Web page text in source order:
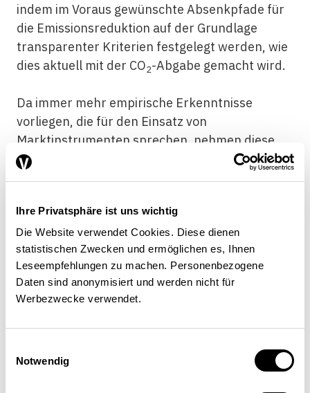
Ihre Privatsphäre ist uns wichtig
Die Website verwendet Cookies. Diese dienen
statistischen Zwecken und ermöglichen es, Ihnen
Leseempfehlungen zu machen. Personenbezogene
Daten sind anonymisiert und werden nicht für
Werbezwecke verwendet.
Notwendig
indem im Voraus gewünschte Absenkpfade für
die Emissionsreduktion auf der Grundlage
transparenter Kriterien festgelegt werden, wie
dies aktuell mit der CO2-Abgabe gemacht wird.
Da immer mehr empirische Erkenntnisse
vorliegen, die für den Einsatz von
Marktinstrumenten sprechen, nehmen diese
mittlerweile eine zentrale Rolle in der
Klimapolitik ein.[6]Entsprechend ist der Anteil
mit Abgaben belegt sind oder im Rahmen von
Emissionshandelssystemen erfasst werden,
von weniger als 5 Prozent im Jahr 2010 auf
derzeit knapp 15 Prozent gestiegen.[7]Dieser
Trend dürfte sich in Zukunft noch verstärken.
Ausgleichsmassnahmen steigern die